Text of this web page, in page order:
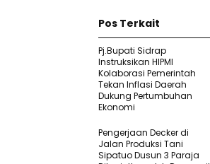
Pos Terkait
Pj.Bupati Sidrap
Instruksikan HIPMI
Kolaborasi Pemerintah
Tekan Inflasi Daerah
Dukung Pertumbuhan
Ekonomi
Pengerjaan Decker di
Jalan Produksi Tani
Sipatuo Dusun 3 Paraja